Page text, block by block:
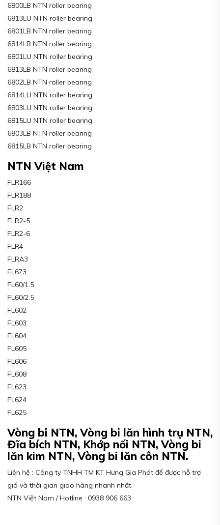
6800LB NTN roller bearing
6813LU NTN roller bearing
6801LB NTN roller bearing
6814LB NTN roller bearing
6801LU NTN roller bearing
6813LB NTN roller bearing
6802LB NTN roller bearing
6814LU NTN roller bearing
6803LU NTN roller bearing
6815LU NTN roller bearing
6803LB NTN roller bearing
6815LB NTN roller bearing
NTN Việt Nam
FLR166
FLR188
FLR2
FLR2-5
FLR2-6
FLR4
FLRA3
FL673
FL60/1.5
FL60/2.5
FL602
FL603
FL604
FL605
FL606
FL608
FL623
FL624
FL625
Vòng bi NTN, Vòng bi lăn hình trụ NTN,
Đĩa bích NTN, Khớp nối NTN, Vòng bi
lăn kim NTN, Vòng bi lăn côn NTN.
Liên hệ : Công ty TNHH TM KT Hưng Gia Phát để được hỗ trợ
giá và thời gian giao hàng nhanh nhất.
NTN Việt Nam / Hotline : 0938 906 663